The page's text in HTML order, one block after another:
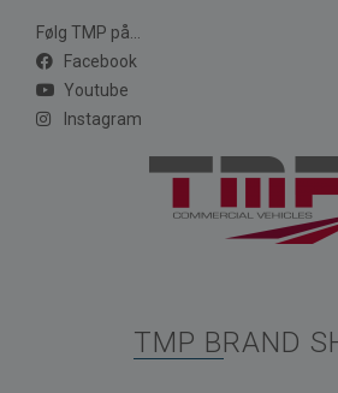
Følg TMP på...
Facebook
Youtube
Instagram
TMP BRAND